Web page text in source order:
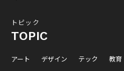
トピック
TOPIC
アート デザイン テック 教育